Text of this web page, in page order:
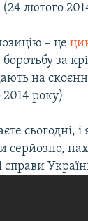
(24 лютого
– це
за
на
2014 року)
сьогодні,
серйозно,